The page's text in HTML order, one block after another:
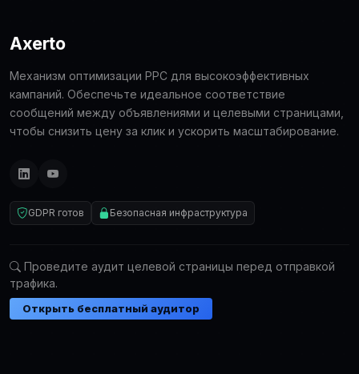
Axerto
Механизм оптимизации PPC для высокоэффективных
кампаний. Обеспечьте идеальное соответствие
сообщений между объявлениями и целевыми страницами,
чтобы снизить цену за клик и ускорить масштабирование.
GDPR готов Безопасная инфраструктура
Проведите аудит целевой страницы перед отправкой
трафика.
Открыть бесплатный аудитор